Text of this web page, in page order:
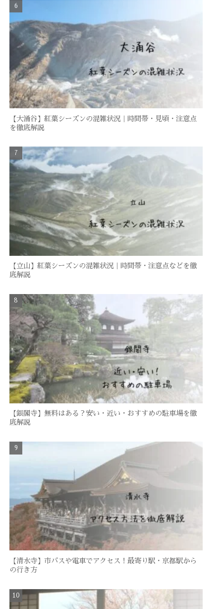
【大涌谷】紅葉シーズンの混雑状況｜時間帯・見頃・注意点
を徹底解説
【立山】紅葉シーズンの混雑状況｜時間帯・注意点などを徹
底解説
【銀閣寺】無料はある？安い・近い・おすすめの駐車場を徹
底解説
【清水寺】市バスや電車でアクセス！最寄り駅・京都駅から
の行き方